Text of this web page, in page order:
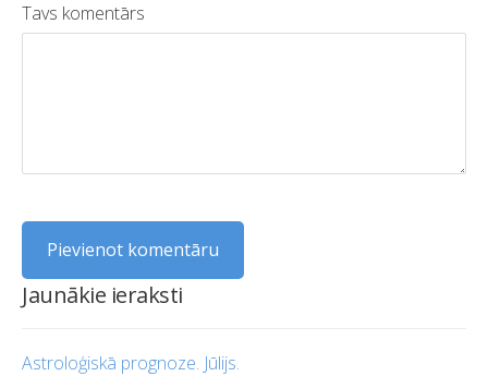
Jaunākie ieraksti
Astroloģiskā prognoze. Jūlijs.
Tavs komentārs